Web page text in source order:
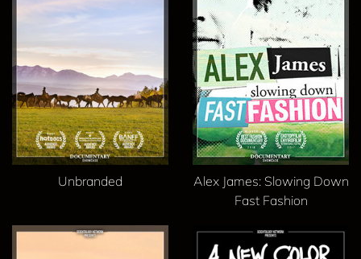
Unbranded
Alex James: Slowing Down
Fast Fashion